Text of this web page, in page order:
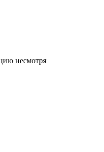
несмотря